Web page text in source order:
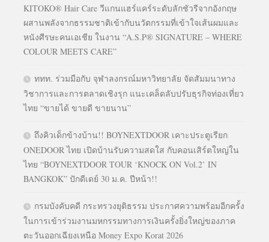
KITOKO® Hair Care วีแกนแฮร์แคร์ระดับลักชัวรีจากอังกฤษ
ผสานพลังจากธรรมชาติเข้ากับนวัตกรรมที่เข้าใจเส้นผมและ
หนังศีรษะคนเอเชีย ในงาน “A.S.P® SIGNATURE – WHERE
COLOUR MEETS CARE”
ททท. ร่วมมือกับ จุฬาลงกรณ์มหาวิทยาลัย จัดสัมมนาทาง
วิชาการและการตลาดเชิงรุก แนะเคล็ดลับปรับธุรกิจท่องเที่ยว
ไทย “ขายได้ ขายดี ขายนาน”
ถึงคิวเด็กข้างบ้าน!! BOYNEXTDOOR เคาะประตูเรียก
ONEDOOR ไทย เปิดบ้านรับความสดใส กับคอนเสิร์ตใหญ่ใน
ไทย “BOYNEXTDOOR TOUR ‘KNOCK ON Vol.2’ IN
BANGKOK” ปักดีเดย์ 30 ม.ค. ปีหน้า!!
กรมบังคับคดี กระทรวงยุติธรรม ประกาศความพร้อมอีกครั้ง
ในการเข้าร่วมงานมหกรรมทางการเงินครั้งยิ่งใหญ่ของภาค
ตะวันออกเฉียงเหนือ Money Expo Korat 2026